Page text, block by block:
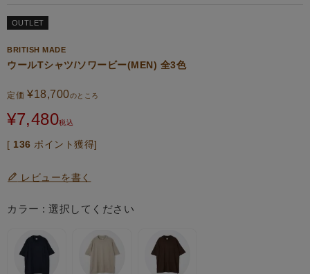
OUTLET
BRITISH MADE
ウールTシャツ/ソワービー(MEN) 全3色
定価 ¥18,700のところ
¥7,480税込
[ 136 ポイント獲得]
レビューを書く
カラー 選択してください